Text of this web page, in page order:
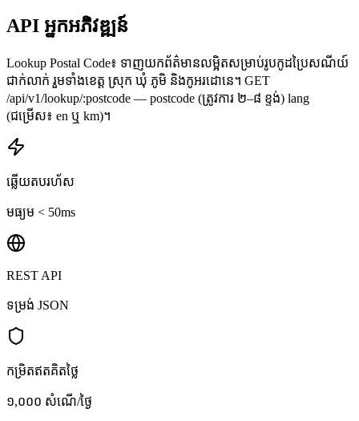
API អ្នកអភិវឌ្ឍន៍
Lookup Postal Code៖ ទាញយកព័ត៌មានលម្អិតសម្រាប់រូបកូដប្រៃសណីយ៍
ជាក់លាក់ រួមទាំងខេត្ត ស្រុក ឃុំ ភូមិ និងកូអរដោនេ។ GET
/api/v1/lookup/:postcode — postcode (ត្រូវការ ២–៨ ខ្ទង់) lang
(ជម្រើស៖ en ឬ km)។
ឆ្លើយតបរហ័ស
មធ្យម < 50ms
REST API
ទម្រង់ JSON
កម្រិតឥតគិតថ្លៃ
១,០០០ សំណើ/ថ្ងៃ